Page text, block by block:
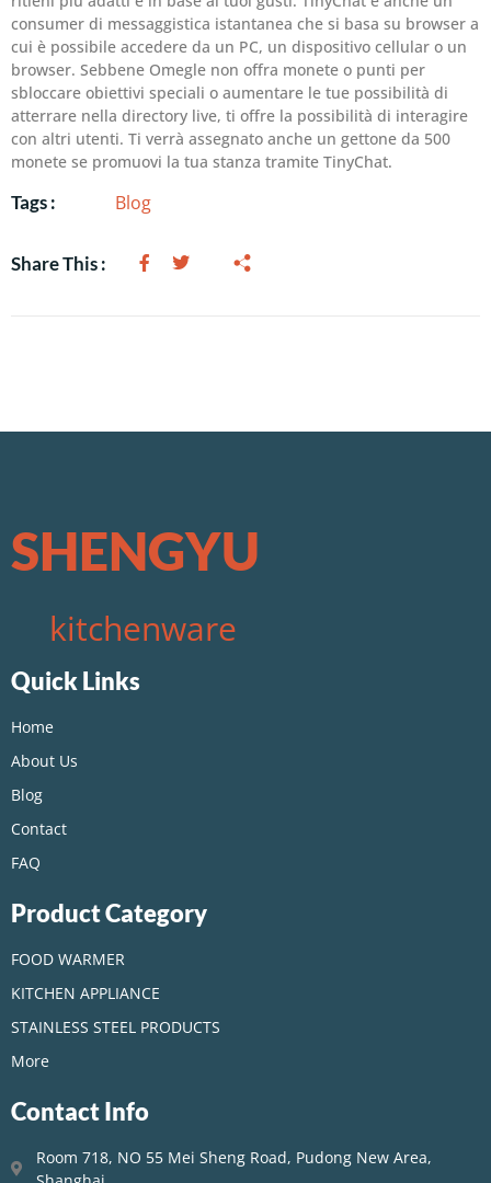
consumer di messaggistica istantanea che si basa su browser a
cui è possibile accedere da un PC, un dispositivo cellular o un
browser. Sebbene Omegle non offra monete o punti per
sbloccare obiettivi speciali o aumentare le tue possibilità di
atterrare nella directory live, ti offre la possibilità di interagire
con altri utenti. Ti verrà assegnato anche un gettone da 500
monete se promuovi la tua stanza tramite TinyChat.
Tags : Blog
Share This :
SHENGYU
kitchenware
Quick Links
Home
About Us
Blog
Contact
FAQ
Product Category
FOOD WARMER
KITCHEN APPLIANCE
STAINLESS STEEL PRODUCTS
More
Contact Info
Room 718, NO 55 Mei Sheng Road, Pudong New Area,